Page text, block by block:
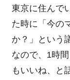
東京に住んで
た時に「今の
か？」という
なので、1時
もいいね、と